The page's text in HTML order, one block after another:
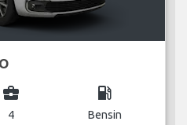
business_center
4
local_gas_station
Bensin